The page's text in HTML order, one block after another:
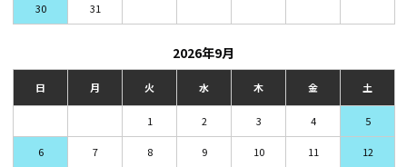
30 31
2026年9月
日 月 火 水 木 金 土
1 2 3 4 5
6 7 8 9 10 11 12